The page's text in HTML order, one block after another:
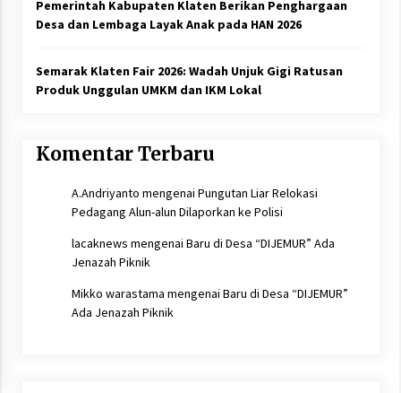
Pemerintah Kabupaten Klaten Berikan Penghargaan
Desa dan Lembaga Layak Anak pada HAN 2026
Semarak Klaten Fair 2026: Wadah Unjuk Gigi Ratusan
Produk Unggulan UMKM dan IKM Lokal
Komentar Terbaru
A.Andriyanto mengenai Pungutan Liar Relokasi
Pedagang Alun-alun Dilaporkan ke Polisi
lacaknews mengenai Baru di Desa “DIJEMUR” Ada
Jenazah Piknik
Mikko warastama mengenai Baru di Desa “DIJEMUR”
Ada Jenazah Piknik